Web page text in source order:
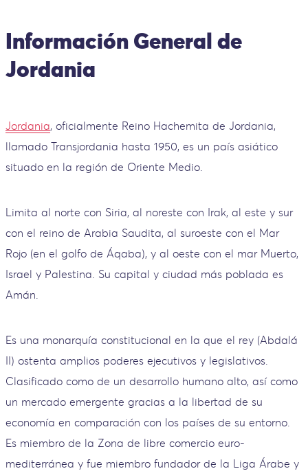
Información General de
Jordania
Jordania, oficialmente Reino Hachemita de Jordania,
llamado Transjordania hasta 1950, es un país asiático
situado en la región de Oriente Medio.
Limita al norte con Siria, al noreste con Irak, al este y sur
con el reino de Arabia Saudita, al suroeste con el Mar
Rojo (en el golfo de Áqaba), y al oeste con el mar Muerto,
Israel y Palestina. Su capital y ciudad más poblada es
Amán.
Es una monarquía constitucional en la que el rey (Abdalá
II) ostenta amplios poderes ejecutivos y legislativos.
Clasificado como de un desarrollo humano alto, así como
un mercado emergente gracias a la libertad de su
economía en comparación con los países de su entorno.
Es miembro de la Zona de libre comercio euro-
mediterránea y fue miembro fundador de la Liga Árabe​ y